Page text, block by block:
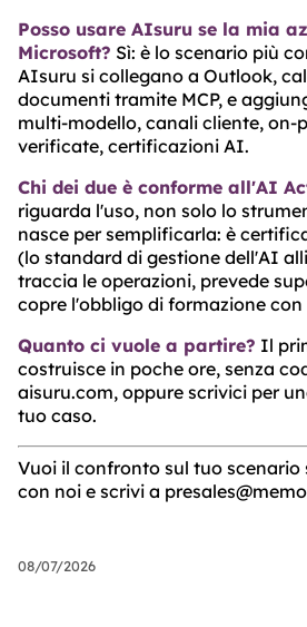
Posso usare AIsuru se la mia
Microsoft? Sì: è lo scenario più
AIsuru si collegano a Outlook,
documenti tramite MCP, e
multi-modello, canali cliente, on-
verificate, certificazioni AI.
Chi dei due è conforme all'AI
riguarda l'uso, non solo lo
nasce per semplificarla: è
(lo standard di gestione dell'AI
traccia le operazioni, prevede
copre l'obbligo di formazione con
Quanto ci vuole a partire? Il
costruisce in poche ore, senza
aisuru.com, oppure scrivici per
tuo caso.
Vuoi il confronto sul tuo scenario
con noi e scrivi a
08/07/2026